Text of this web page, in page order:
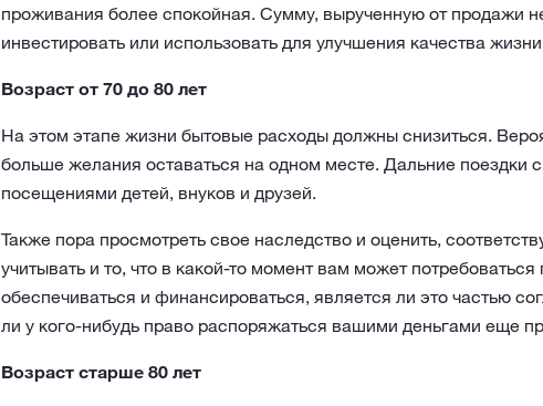
проживания более спокойная. Сумму, вырученную от продажи
инвестировать или использовать для улучшения качества
Возраст от 70 до 80 лет
На этом этапе жизни бытовые расходы должны снизиться.
больше желания оставаться на одном месте. Дальние поездки
посещениями детей, внуков и друзей.
Также пора просмотреть свое наследство и оценить,
учитывать и то, что в какой-то момент вам может
обеспечиваться и финансироваться, является ли это частью
ли у кого-нибудь право распоряжаться вашими деньгами еще
Возраст старше 80 лет